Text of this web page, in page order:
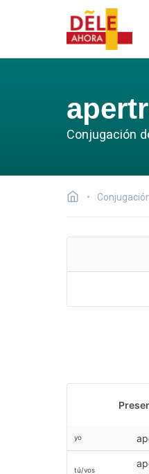
Conjugación
yo
tú/vos